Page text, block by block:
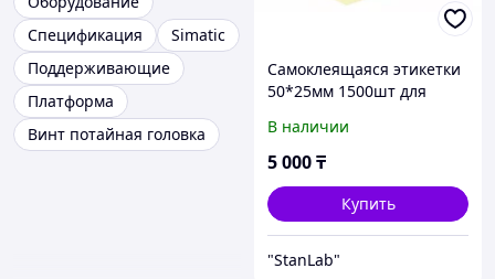
Спецификация
Simatic
Поддерживающие
Платформа
Винт потайная головка
Самоклеящаяся этикетки
50*25мм 1500шт для
синтетический материал,
для Resin ribbon
В наличии
5 000₸
Купить
"StanLab"